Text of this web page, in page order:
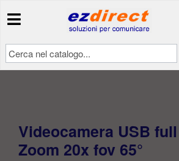
Videocamera USB
Zoom 20x fov 65°